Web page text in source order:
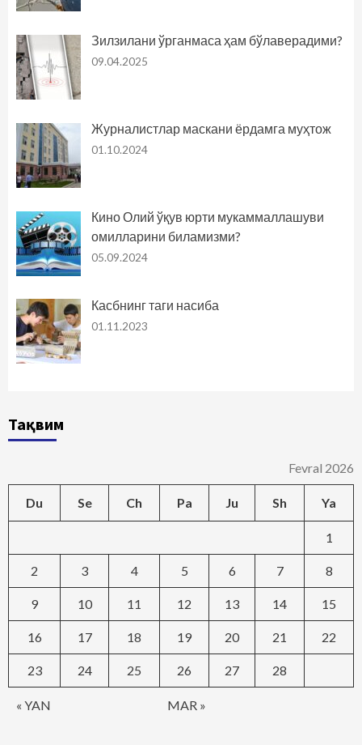
Зилзилани ўрганмаса ҳам бўлаверадими?
09.04.2025
Журналистлар маскани ёрдамга муҳтож
01.10.2024
Кино Олий ўқув юрти мукаммаллашуви
омилларини биламизми?
05.09.2024
Касбнинг таги насиба
01.11.2023
Тақвим
Fevral 2026
Du Se Ch Pa Ju Sh Ya
« YAN MAR »
1
2 3 4 5 6 7 8
9 10 11 12 13 14 15
16 17 18 19 20 21 22
23 24 25 26 27 28